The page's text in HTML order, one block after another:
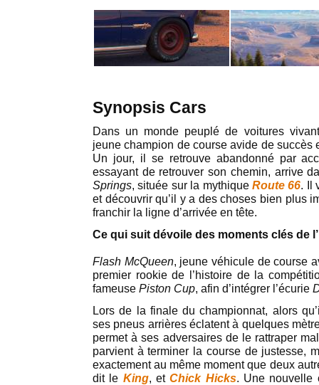
Synopsis Cars
Dans un monde peuplé de voitures
jeune champion de course avide de succès
Un jour, il se retrouve abandonné par
essayant de retrouver son chemin, arrive
Springs, située sur la mythique Route 66. Il
et découvrir qu’il y a des choses bien plus
franchir la ligne d’arrivée en tête.
Ce qui suit dévoile des moments clés de
Flash McQueen, jeune véhicule de course
premier rookie de l’histoire de la
fameuse Piston Cup, afin d’intégrer l’écurie
Lors de la finale du championnat, alors
ses pneus arrières éclatent à quelques
permet à ses adversaires de le rattraper
parvient à terminer la course de justesse,
exactement au même moment que deux
dit le King, et Chick Hicks. Une nouvelle